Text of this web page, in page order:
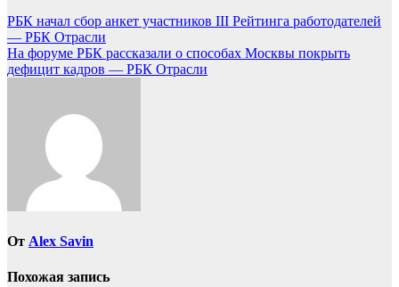
Навигация
по
записям
РБК начал сбор анкет участников III Рейтинга работодателей
— РБК Отрасли
На форуме РБК рассказали о способах Москвы покрыть
дефицит кадров — РБК Отрасли
От Alex Savin
Похожая запись